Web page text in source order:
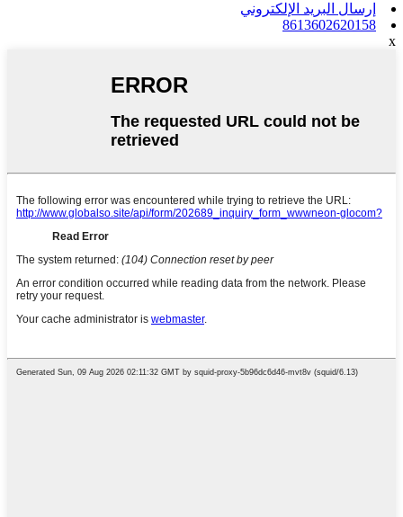
إرسال البريد الإلكتروني
8613602620158
x